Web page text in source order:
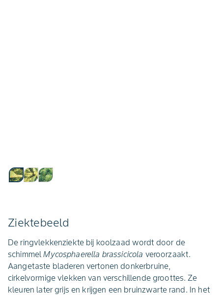
Ziektebeeld
De ringvlekkenziekte bij koolzaad wordt door de
schimmelMycosphaerella brassicicola veroorzaakt.
Aangetaste bladeren vertonen donkerbruine,
cirkelvormige vlekken van verschillende groottes. Ze
kleuren later grijs en krijgen een bruinzwarte rand. In het